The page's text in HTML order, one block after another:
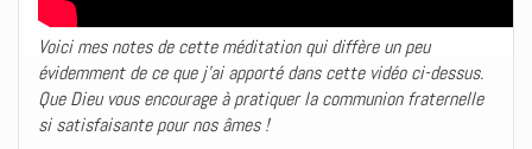
Voici mes notes de cette méditation qui diffère un peu
évidemment de ce que j’ai apporté dans cette vidéo ci-dessus.
Que Dieu vous encourage à pratiquer la communion fraternelle
si satisfaisante pour nos âmes !